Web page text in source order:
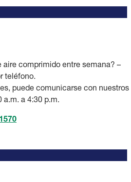
aire comprimido entre semana? –
teléfono.
puede comunicarse con nuestros
a.m. a 4:30 p.m.